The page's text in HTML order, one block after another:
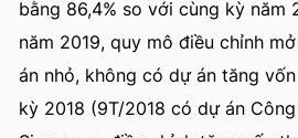
bằng 86,4% so với cùng kỳ năm
năm 2019, quy mô điều chỉnh
án nhỏ, không có dự án tăng
kỳ 2018 (9T/2018 có dự án